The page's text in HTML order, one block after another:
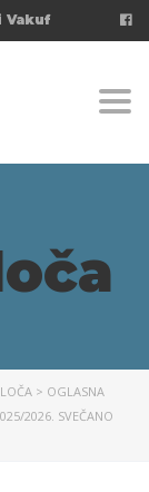
Vakuf
> OGLASNA
2026. SVEČANO